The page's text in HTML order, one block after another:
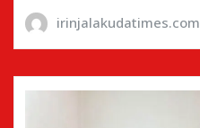
irinjalakudatimes.com